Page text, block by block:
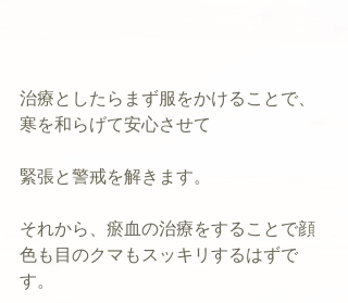
治療としたらまず服をかけることで、
寒を和らげて安心させて
緊張と警戒を解きます。
それから、瘀血の治療をすることで顔
色も目のクマもスッキリするはずで
す。